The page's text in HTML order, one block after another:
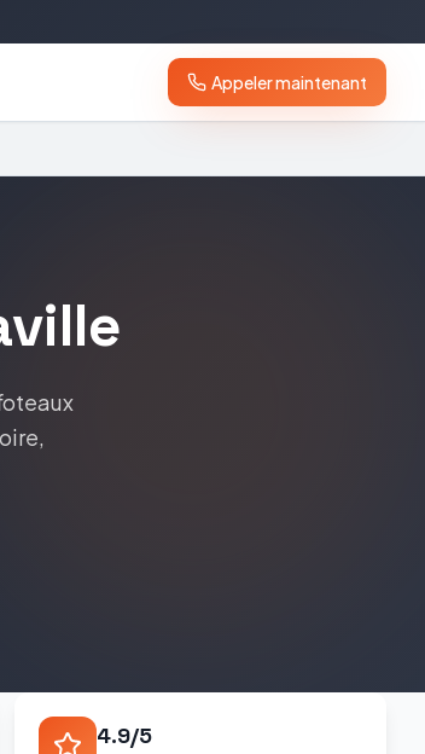
Appeler maintenant
4.9/5